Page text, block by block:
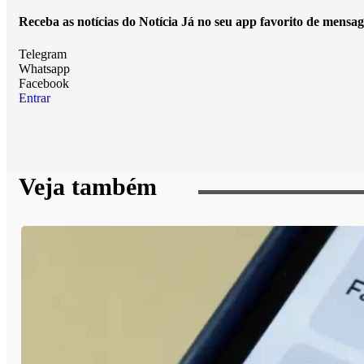
Receba as notícias do Notícia Já no seu app favorito de
Telegram
Whatsapp
Facebook
Entrar
Veja também